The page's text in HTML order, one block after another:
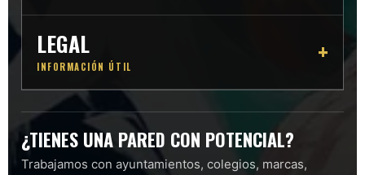
LEGAL
INFORMACIÓN ÚTIL
¿TIENES UNA PARED CON POTENCIAL?
Trabajamos con ayuntamientos, colegios, marcas,